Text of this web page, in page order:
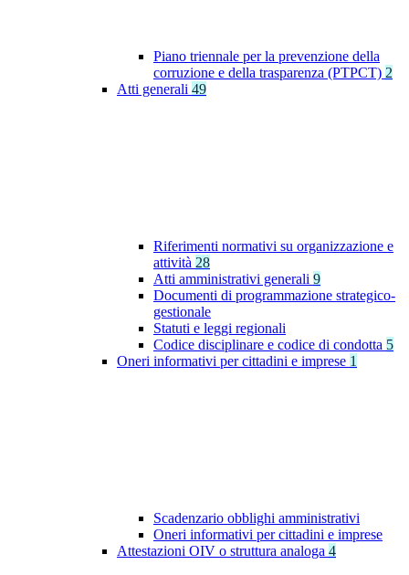
Piano triennale per la prevenzione della
corruzione e della trasparenza (PTPCT) 2
Atti generali 49
Riferimenti normativi su organizzazione e
attività 28
Atti amministrativi generali 9
Documenti di programmazione strategico-
gestionale
Statuti e leggi regionali
Codice disciplinare e codice di condotta 5
Oneri informativi per cittadini e imprese 1
Scadenzario obblighi amministrativi
Oneri informativi per cittadini e imprese
Attestazioni OIV o struttura analoga 4